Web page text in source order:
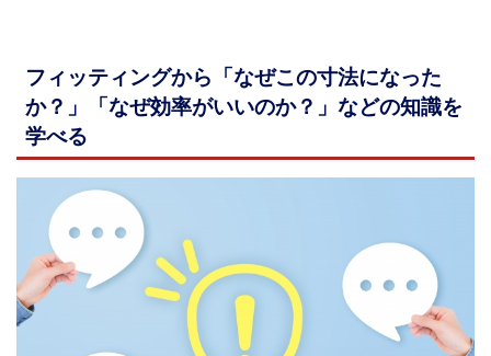
フィッティングから「なぜこの寸法になった
か？」「なぜ効率がいいのか？」などの知識を
学べる